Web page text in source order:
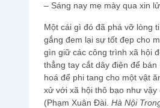
– Sáng nay mẹ mày qua xin
Một cái gì đó đã phá vỡ lòng
gắng đem lại sự tốt đẹp cho
gìn giữ các công trình xã hội
thẳng tay cắt dây điện để
hoá để phi tang cho một vật
xử với xã hội thô bạo như
(Phạm Xuân Đài. Hà Nội